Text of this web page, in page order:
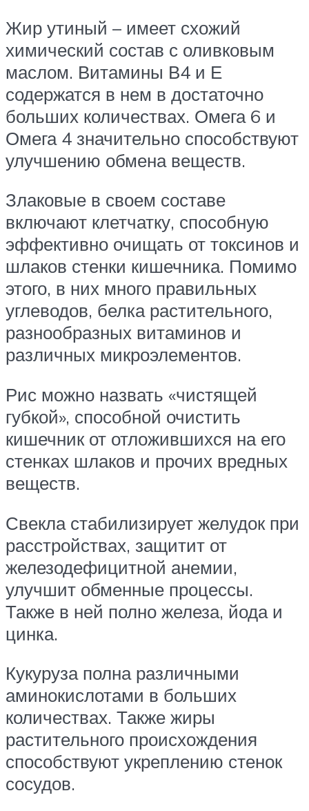
Жир утиный – имеет схожий
химический состав с оливковым
маслом. Витамины В4 и Е
содержатся в нем в достаточно
больших количествах. Омега 6 и
Омега 4 значительно способствуют
улучшению обмена веществ.
Злаковые в своем составе
включают клетчатку, способную
эффективно очищать от токсинов и
шлаков стенки кишечника. Помимо
этого, в них много правильных
углеводов, белка растительного,
разнообразных витаминов и
различных микроэлементов.
Рис можно назвать «чистящей
губкой», способной очистить
кишечник от отложившихся на его
стенках шлаков и прочих вредных
веществ.
Свекла стабилизирует желудок при
расстройствах, защитит от
железодефицитной анемии,
улучшит обменные процессы.
Также в ней полно железа, йода и
цинка.
Кукуруза полна различными
аминокислотами в больших
количествах. Также жиры
растительного происхождения
способствуют укреплению стенок
сосудов.